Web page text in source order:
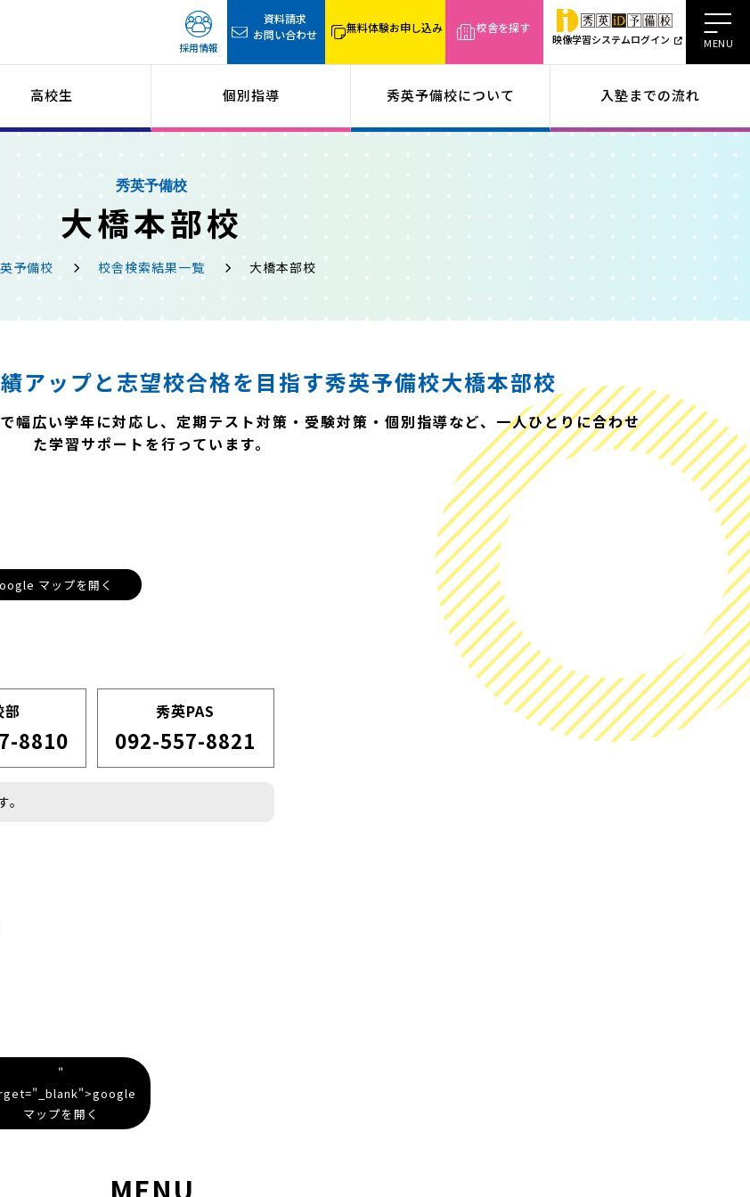
採用情報
資料請求
お問い合わせ
無料体験お申し込み 校舎を探す
映像学習システムログイン
高校生 個別指導 秀英予備校について 入塾までの流れ
秀英予備校
大橋本部校
予備校 校舎検索結果一覧 大橋本部校
アップと志望校合格を目指す秀英予備校大橋本部校
幅広い学年に対応し、定期テスト対策・受験対策・個別指導など、一人ひとりに合わせ
た学習サポートを行っています。
マップを開く
部
8810
秀英PAS
092-557-8821
"
マップを開く
MENU